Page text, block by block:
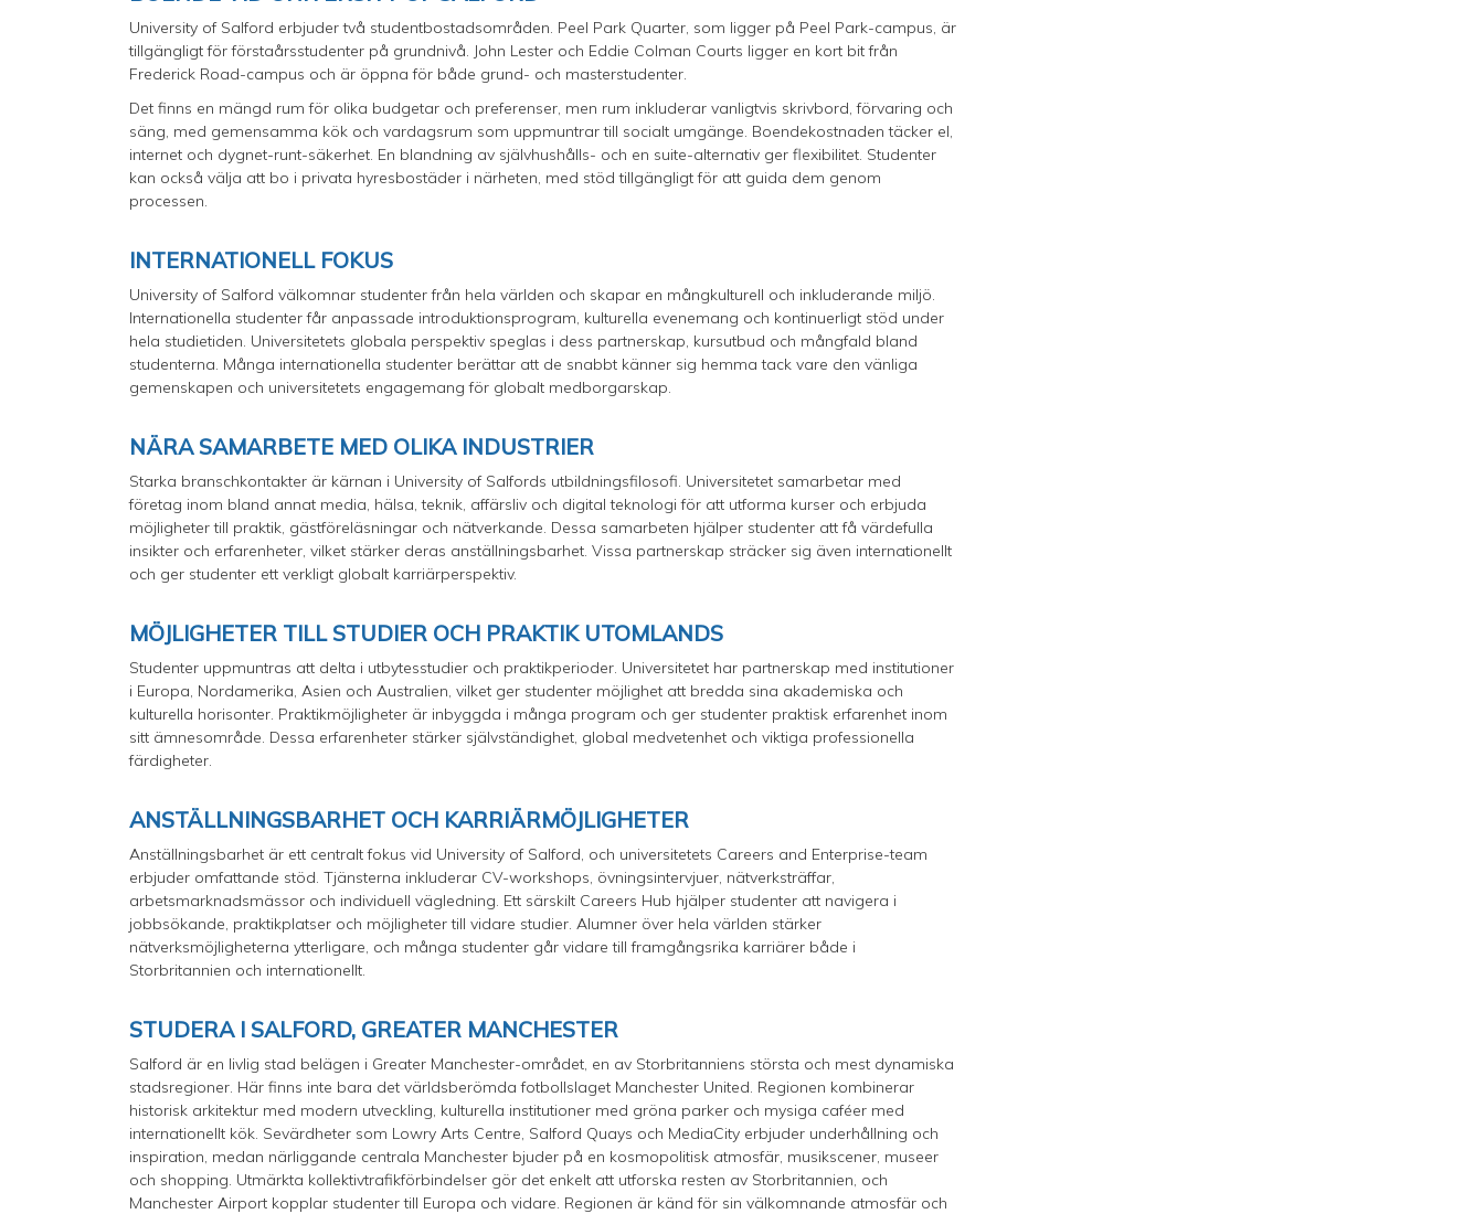
University of Salford erbjuder två studentbostadsområden. Peel Park Quarter, som ligger på Peel Park-campus, är
tillgängligt för förstaårsstudenter på grundnivå. John Lester och Eddie Colman Courts ligger en kort bit från
Frederick Road-campus och är öppna för både grund- och masterstudenter.
Det finns en mängd rum för olika budgetar och preferenser, men rum inkluderar vanligtvis skrivbord, förvaring och
säng, med gemensamma kök och vardagsrum som uppmuntrar till socialt umgänge. Boendekostnaden täcker el,
internet och dygnet-runt-säkerhet. En blandning av självhushålls- och en suite-alternativ ger flexibilitet. Studenter
kan också välja att bo i privata hyresbostäder i närheten, med stöd tillgängligt för att guida dem genom
processen.
INTERNATIONELL FOKUS
University of Salford välkomnar studenter från hela världen och skapar en mångkulturell och inkluderande miljö.
Internationella studenter får anpassade introduktionsprogram, kulturella evenemang och kontinuerligt stöd under
hela studietiden. Universitetets globala perspektiv speglas i dess partnerskap, kursutbud och mångfald bland
studenterna. Många internationella studenter berättar att de snabbt känner sig hemma tack vare den vänliga
gemenskapen och universitetets engagemang för globalt medborgarskap.
NÄRA SAMARBETE MED OLIKA INDUSTRIER
Starka branschkontakter är kärnan i University of Salfords utbildningsfilosofi. Universitetet samarbetar med
företag inom bland annat media, hälsa, teknik, affärsliv och digital teknologi för att utforma kurser och erbjuda
möjligheter till praktik, gästföreläsningar och nätverkande. Dessa samarbeten hjälper studenter att få värdefulla
insikter och erfarenheter, vilket stärker deras anställningsbarhet. Vissa partnerskap sträcker sig även internationellt
och ger studenter ett verkligt globalt karriärperspektiv.
MÖJLIGHETER TILL STUDIER OCH PRAKTIK UTOMLANDS
Studenter uppmuntras att delta i utbytesstudier och praktikperioder. Universitetet har partnerskap med institutioner
i Europa, Nordamerika, Asien och Australien, vilket ger studenter möjlighet att bredda sina akademiska och
kulturella horisonter. Praktikmöjligheter är inbyggda i många program och ger studenter praktisk erfarenhet inom
sitt ämnesområde. Dessa erfarenheter stärker självständighet, global medvetenhet och viktiga professionella
färdigheter.
ANSTÄLLNINGSBARHET OCH KARRIÄRMÖJLIGHETER
Anställningsbarhet är ett centralt fokus vid University of Salford, och universitetets Careers and Enterprise-team
erbjuder omfattande stöd. Tjänsterna inkluderar CV-workshops, övningsintervjuer, nätverksträffar,
arbetsmarknadsmässor och individuell vägledning. Ett särskilt Careers Hub hjälper studenter att navigera i
jobbsökande, praktikplatser och möjligheter till vidare studier. Alumner över hela världen stärker
nätverksmöjligheterna ytterligare, och många studenter går vidare till framgångsrika karriärer både i
Storbritannien och internationellt.
STUDERA I SALFORD, GREATER MANCHESTER
Salford är en livlig stad belägen i Greater Manchester-området, en av Storbritanniens största och mest dynamiska
stadsregioner. Här finns inte bara det världsberömda fotbollslaget Manchester United. Regionen kombinerar
historisk arkitektur med modern utveckling, kulturella institutioner med gröna parker och mysiga caféer med
internationellt kök. Sevärdheter som Lowry Arts Centre, Salford Quays och MediaCity erbjuder underhållning och
inspiration, medan närliggande centrala Manchester bjuder på en kosmopolitisk atmosfär, musikscener, museer
och shopping. Utmärkta kollektivtrafikförbindelser gör det enkelt att utforska resten av Storbritannien, och
Manchester Airport kopplar studenter till Europa och vidare. Regionen är känd för sin välkomnande atmosfär och